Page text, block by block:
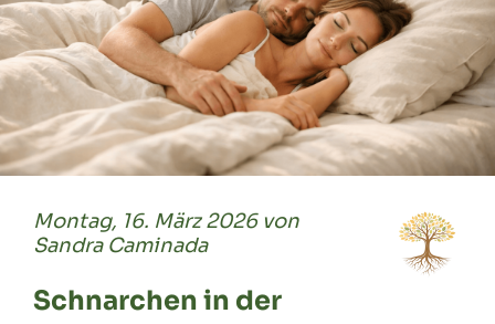
Montag, 16. März 2026 von
Sandra Caminada
Schnarchen in der